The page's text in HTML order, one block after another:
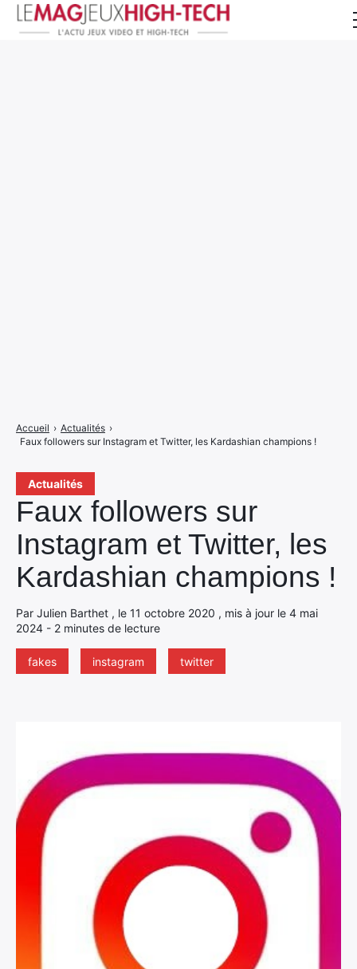
Actualités
Faux followers sur
Instagram et Twitter, les
Kardashian champions !
Par Julien Barthet , le 11 octobre 2020 , mis à jour le 4 mai
2024 - 2 minutes de lecture
fakes instagram twitter
Accueil › Actualités ›
Faux followers sur Instagram et Twitter, les Kardashian champions !